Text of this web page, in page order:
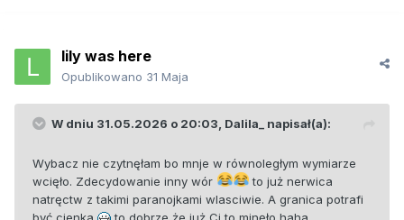
lily was here
Opublikowano 31 Maja
W dniu 31.05.2026 o 20:03, Dalila_ napisał(a):
Wybacz nie czytnęłam bo mnje w równoległym wymiarze
wcięło. Zdecydowanie inny wór
to już nerwica
natręctw z takimi paranojkami wlasciwie. A granica potrafi
być cienka
to dobrze że już Ci to minęło haha